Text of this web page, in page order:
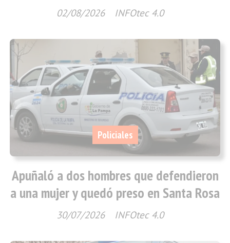
INFOtec 4.0
02/08/2026
Apuñaló a dos hombres que defendieron
a una mujer y quedó preso en Santa Rosa
INFOtec 4.0
Policiales
30/07/2026